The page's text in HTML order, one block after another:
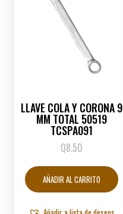
LLAVE COLA Y CORONA 9
MM TOTAL 50519
TCSPA091
Q8.50
AÑADIR AL CARRITO